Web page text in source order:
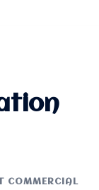
COMMERCIAL